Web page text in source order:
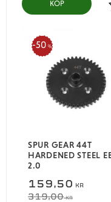
KÖP
SPUR GEAR 44T
HARDENED STEEL
2.0
159,50 KR
319,00KR
50 %